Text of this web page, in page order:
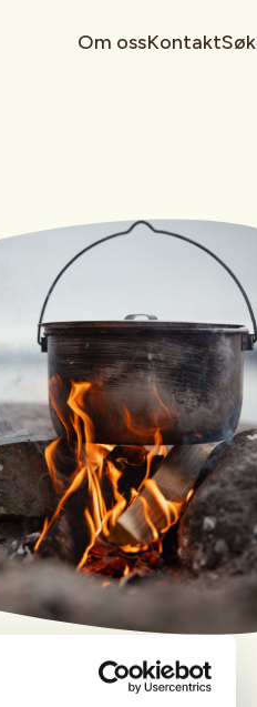
Om ossKontaktSøk